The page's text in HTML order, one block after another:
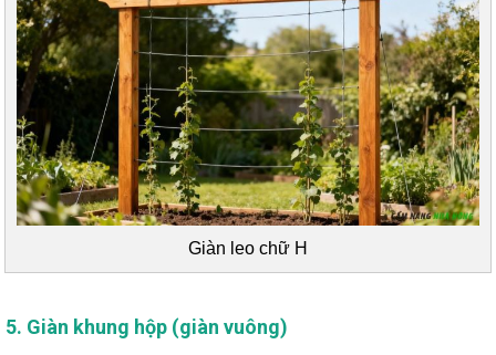
Giàn leo chữ H
5. Giàn khung hộp (giàn vuông)